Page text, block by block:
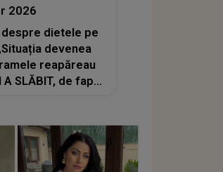
2026
dietele pe
devenea
reapăreau
A SLĂBIT, de fapt,